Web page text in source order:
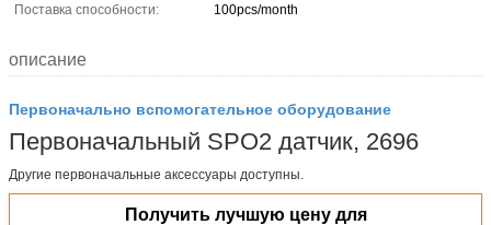
Поставка способности:
100pcs/month
описание
Первоначально вспомогательное оборудование
Первоначальный SPO2 датчик, 2696
Другие первоначальные аксессуары доступны.
Получить лучшую цену для